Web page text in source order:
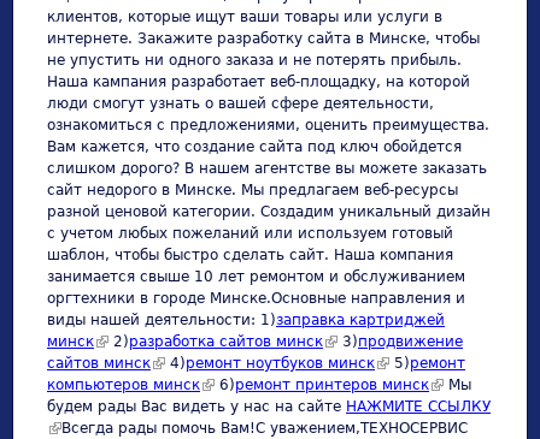
клиентов, которые ищут ваши товары или услуги в
интернете. Закажите разработку сайта в Минске, чтобы
не упустить ни одного заказа и не потерять прибыль.
Наша кампания разработает веб-площадку, на которой
люди смогут узнать о вашей сфере деятельности,
ознакомиться с предложениями, оценить преимущества.
Вам кажется, что создание сайта под ключ обойдется
слишком дорого? В нашем агентстве вы можете заказать
сайт недорого в Минске. Мы предлагаем веб-ресурсы
разной ценовой категории. Создадим уникальный дизайн
с учетом любых пожеланий или используем готовый
шаблон, чтобы быстро сделать сайт. Наша компания
занимается свыше 10 лет ремонтом и обслуживанием
оргтехники в городе Минске.Основные направления и
виды нашей деятельности: 1)заправка картриджей
минск(link is external)
2)разработка сайтов минск(link is external)
3)продвижение
сайтов минск(link is external)
4)ремонт ноутбуков минск(link is external)
5)ремонт
компьютеров минск(link is external)
6)ремонт принтеров минск(link is
external)
Мы
будем рады Вас видеть у нас на сайте НАЖМИТЕ ССЫЛКУ
(link is external)
Всегда рады помочь Вам!С уважением,ТЕХНОСЕРВИC